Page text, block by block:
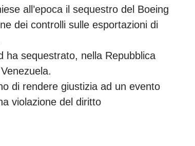
all’epoca il sequestro del Boeing
dei controlli sulle esportazioni di
ha sequestrato, nella Repubblica
di rendere giustizia ad un evento
violazione del diritto